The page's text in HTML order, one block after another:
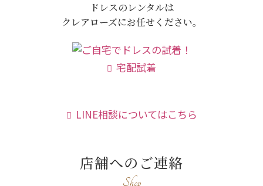
ドレスのレンタルは
クレアローズにお任せください。
宅配試着
LINE相談についてはこちら
店舗へのご連絡
Shop